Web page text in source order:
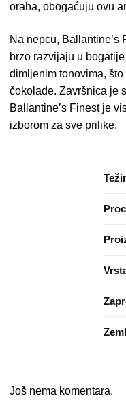
oraha, obogaćuju ovu
Na nepcu,
brzo razvijaju u
dimljenim tonovima,
čokolade. Završnica je
Ballantine’s Finest je
izborom za sve prilike.
Još nema komentara.